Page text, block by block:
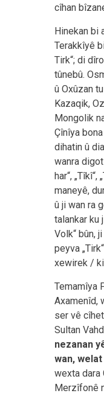
cîhan
Hinekan bi
Terakkîyê
Tirk“; di
tûnebû.
û Oxûzan
Kazaqik,
Mongolik
Çînîya
dihatin û
wanra
har“,
maneyê,
û ji wan ra
talankar ku
Volk“ bûn,
peyva
xewirek /
Temamîya
Axamenîd,
ser vê
Sultan
nezanan
wan,
wexta dara
Merzîfonê